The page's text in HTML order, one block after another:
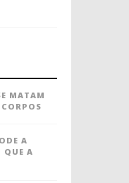
MATAM
A
QUE A